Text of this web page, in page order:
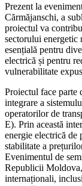
Prezent la
Cărmăjanschi, a
proiectul va
sectorului energetic
esențială pentru
electrică și pentru
vulnerabilitate
Proiectul face parte
integrare a
operatorilor de
E). Prin această
energie electrică de
stabilitate a
Evenimentul de
Republicii
internaționali,